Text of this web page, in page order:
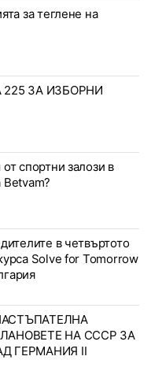
за теглене на
ЗА ИЗБОРНИ
спортни залози в
Betvam?
в четвъртото
Solve for Tomorrow
НА СССР ЗА
ГЕРМАНИЯ II